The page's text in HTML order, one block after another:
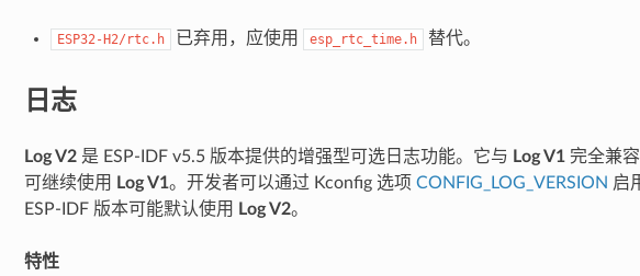
ESP32-H2/rtc.h 已弃用，应使用 esp_rtc_time.h 替代。
日志
Log V2是 ESP-IDF v5.5 版本提供的增强型可选日志功能。它与 Log V1完全兼
可继续使用
Log V1。开发者可以通过 Kconfig 选项 CONFIG_LOG_VERSION 启
ESP-IDF 版本可能默认使用
Log V2。
特性